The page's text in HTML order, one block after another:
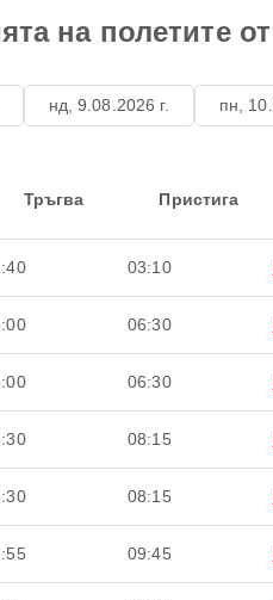
на полетите
нд, 9.08.2026 г. пн,
Тръгва Пристига
03:10
06:30
06:30
08:15
08:15
09:45